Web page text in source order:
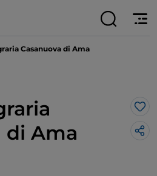
Casanuova di Ama
di Ama